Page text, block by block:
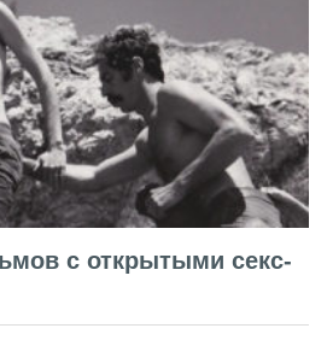
с открытыми секс-